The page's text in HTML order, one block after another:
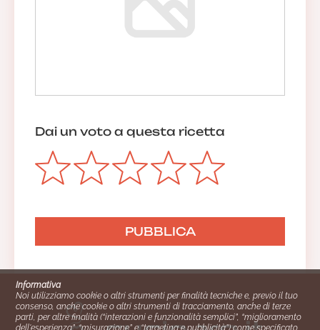
Dai un voto a questa ricetta
Informativa
Noi utilizziamo cookie o altri strumenti per finalità tecniche e, previo il tuo
consenso, anche cookie o altri strumenti di tracciamento, anche di terze
parti, per altre finalità (“interazioni e funzionalità semplici”, “miglioramento
dell'esperienza”, “misurazione” e “targeting e pubblicità”) come specificato